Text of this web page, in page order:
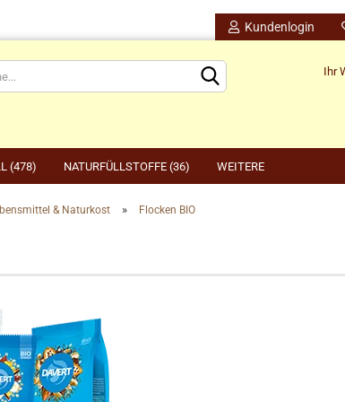
Kundenlogin
Konto erstellen
Ihr
(478) NATURFÜLLSTOFFE (36) WEITERE
& Naturkost » Flocken BIO